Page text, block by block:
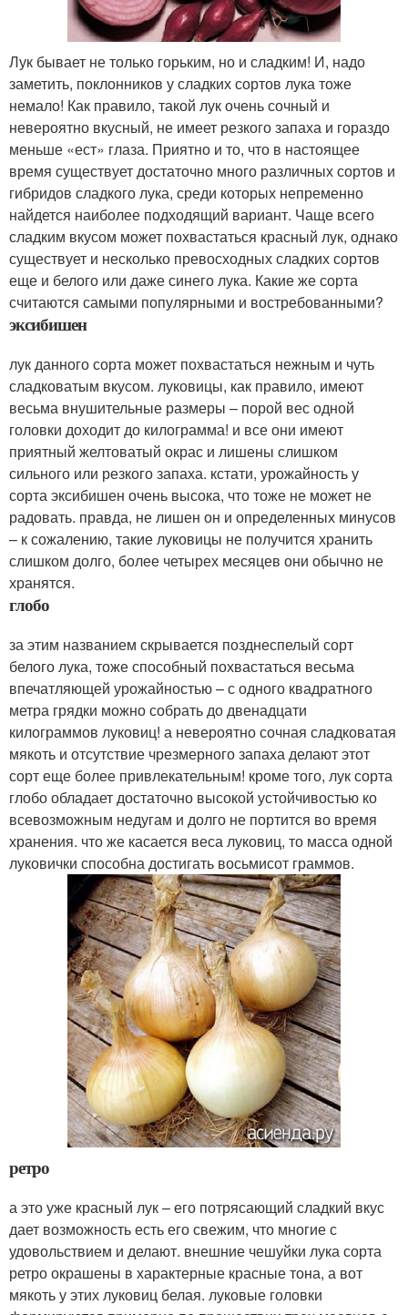
Лук бывает не только горьким, но и сладким! И, надо
заметить, поклонников у сладких сортов лука тоже
немало! Как правило, такой лук очень сочный и
невероятно вкусный, не имеет резкого запаха и гораздо
меньше «ест» глаза. Приятно и то, что в настоящее
время существует достаточно много различных сортов и
гибридов сладкого лука, среди которых непременно
найдется наиболее подходящий вариант. Чаще всего
сладким вкусом может похвастаться красный лук, однако
существует и несколько превосходных сладких сортов
еще и белого или даже синего лука. Какие же сорта
считаются самыми популярными и востребованными?
эксибишен
лук данного сорта может похвастаться нежным и чуть
сладковатым вкусом. луковицы, как правило, имеют
весьма внушительные размеры – порой вес одной
головки доходит до килограмма! и все они имеют
приятный желтоватый окрас и лишены слишком
сильного или резкого запаха. кстати, урожайность у
сорта эксибишен очень высока, что тоже не может не
радовать. правда, не лишен он и определенных минусов
– к сожалению, такие луковицы не получится хранить
слишком долго, более четырех месяцев они обычно не
хранятся.
глобо
за этим названием скрывается позднеспелый сорт
белого лука, тоже способный похвастаться весьма
впечатляющей урожайностью – с одного квадратного
метра грядки можно собрать до двенадцати
килограммов луковиц! а невероятно сочная сладковатая
мякоть и отсутствие чрезмерного запаха делают этот
сорт еще более привлекательным! кроме того, лук сорта
глобо обладает достаточно высокой устойчивостью ко
всевозможным недугам и долго не портится во время
хранения. что же касается веса луковиц, то масса одной
луковички способна достигать восьмисот граммов.
ретро
а это уже красный лук – его потрясающий сладкий вкус
дает возможность есть его свежим, что многие с
удовольствием и делают. внешние чешуйки лука сорта
ретро окрашены в характерные красные тона, а вот
мякоть у этих луковиц белая. луковые головки